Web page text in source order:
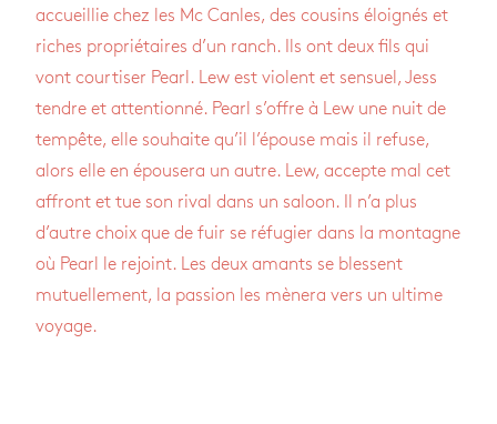
accueillie chez les Mc Canles, des cousins éloignés et
riches propriétaires d’un ranch. Ils ont deux fils qui
vont courtiser Pearl. Lew est violent et sensuel, Jess
tendre et attentionné. Pearl s’offre à Lew une nuit de
tempête, elle souhaite qu’il l’épouse mais il refuse,
alors elle en épousera un autre. Lew, accepte mal cet
affront et tue son rival dans un saloon. Il n’a plus
d’autre choix que de fuir se réfugier dans la montagne
où Pearl le rejoint. Les deux amants se blessent
mutuellement, la passion les mènera vers un ultime
voyage.